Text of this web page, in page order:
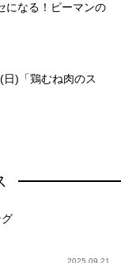
になる！ピーマンの
日)「鶏むね肉のス
2025.09.21